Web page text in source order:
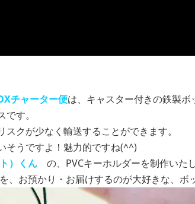
チャーター便は、キャスター付きの鉄製
す。
クが少なく輸送することができます。
そうですよ！魅力的ですね(^^)
）くん の、PVCキーホルダーを制作いた
、お預かり・お届けするのが大好きな、ボ